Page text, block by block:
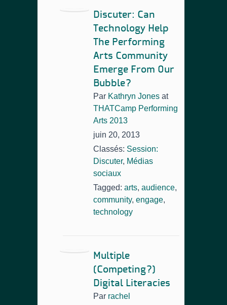
Discuter: Can
Technology Help
The Performing
Arts Community
Emerge From Our
Bubble?
Par Kathryn Jones at
THATCamp Performing
Arts 2013
juin 20, 2013
Classés: Session:
Discuter, Médias
sociaux
Tagged: arts, audience,
community, engage,
technology
Multiple
(Competing?)
Digital Literacies
Par rachel